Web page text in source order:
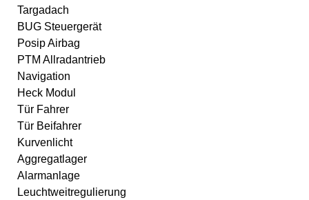
Targadach
BUG Steuergerät
Posip Airbag
PTM Allradantrieb
Navigation
Heck Modul
Tür Fahrer
Tür Beifahrer
Kurvenlicht
Aggregatlager
Alarmanlage
Leuchtweitregulierung